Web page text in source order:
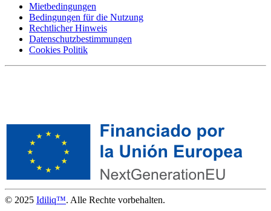
Mietbedingungen
Bedingungen für die Nutzung
Rechtlicher Hinweis
Datenschutzbestimmungen
Cookies Politik
© 2025 Idiliq™. Alle Rechte vorbehalten.